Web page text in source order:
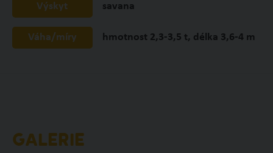
Výskyt savana
Váha/míry hmotnost 2,3-3,5 t, délka 3,6-4 m
GALERIE